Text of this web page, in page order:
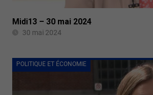
Midi13 – 30 mai 2024
30 mai 2024
POLITIQUE ET ÉCONOMIE